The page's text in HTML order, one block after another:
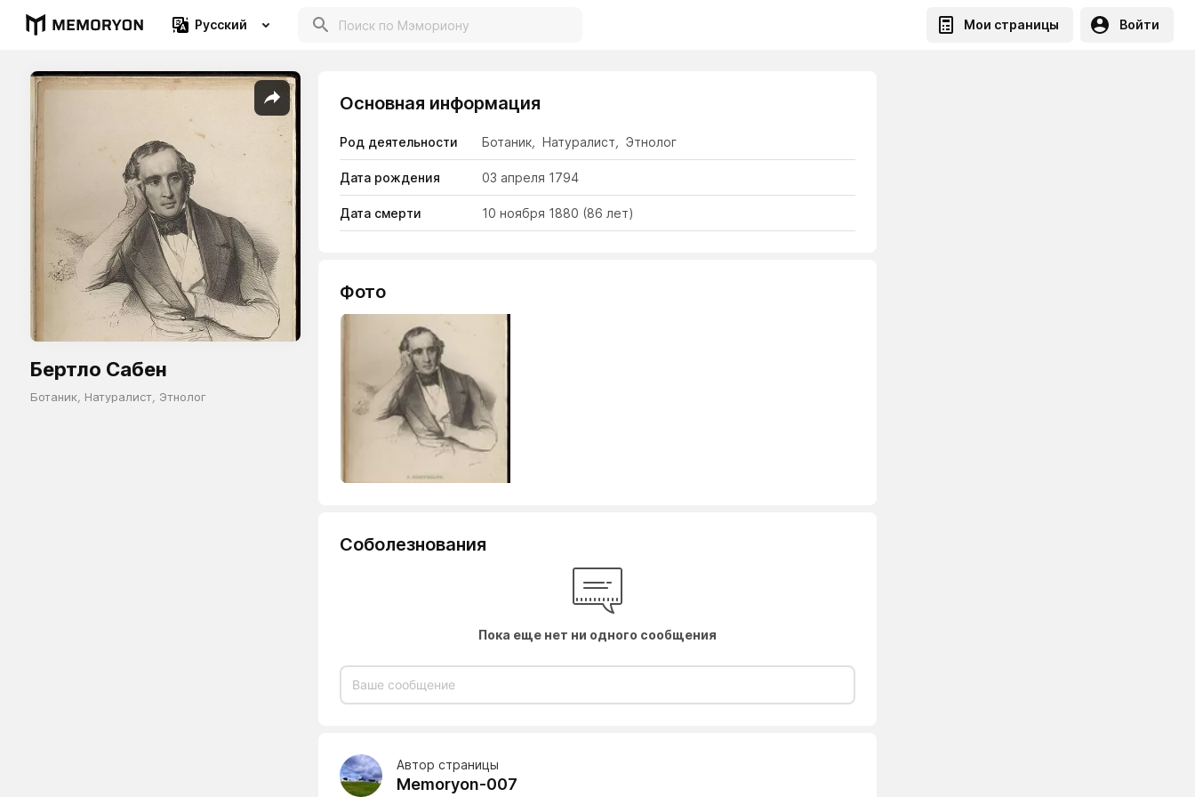
Русский Мои страницы Войти
Бертло Сабен
Ботаник, Натуралист, Этнолог
Основная информация
Род деятельности Ботаник, Натуралист, Этнолог
Дата рождения 03 апреля 1794
Дата смерти 10 ноября 1880 (86 лет)
Фото
Соболезнования
Пока еще нет ни одного сообщения
Автор страницы
Memoryon-007